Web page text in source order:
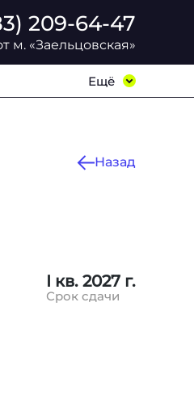
209-64-47
м. «Заельцовская»
Ещё
Назад
I кв. 2027 г.
Срок сдачи